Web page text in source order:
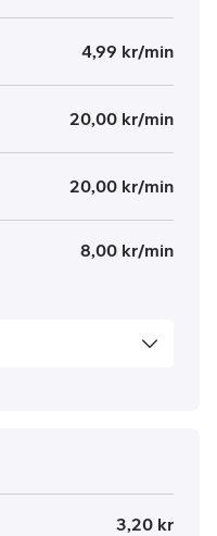
4,99 kr/min
20,00 kr/min
20,00 kr/min
8,00 kr/min
3,20 kr